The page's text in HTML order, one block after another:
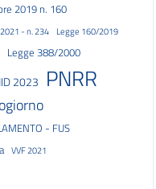
2019 n. 160
- n. 234 Legge 160/2019
Legge 388/2000
2023 PNRR
- FUS
VVF 2021